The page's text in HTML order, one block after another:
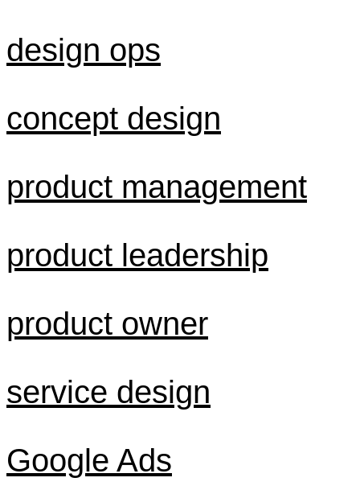
design ops
concept design
product management
product leadership
product owner
service design
Google Ads